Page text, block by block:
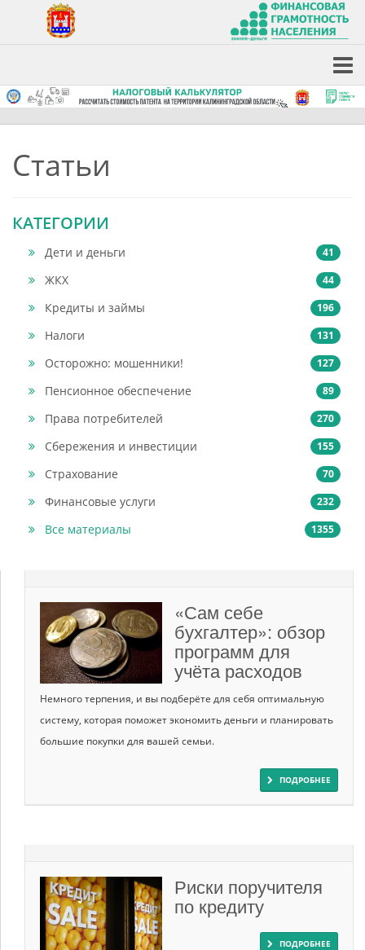
Статьи
КАТЕГОРИИ
Дети и деньги 41
ЖКХ 44
Кредиты и займы 196
Налоги 131
Осторожно: мошенники! 127
Пенсионное обеспечение 89
Права потребителей 270
Сбережения и инвестиции 155
Страхование 70
Финансовые услуги 232
Все материалы 1355
«Сам себе
бухгалтер»: обзор
программ для
учёта расходов
Немного терпения, и вы подберёте для себя оптимальную
систему, которая поможет экономить деньги и планировать
большие покупки для вашей семьи.
ПОДРОБНЕЕ
Риски поручителя
по кредиту
ПОДРОБНЕЕ